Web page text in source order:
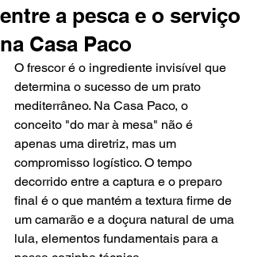
entre a pesca e o serviço
na Casa Paco
O frescor é o ingrediente invisível que
determina o sucesso de um prato
mediterrâneo. Na Casa Paco, o
conceito "do mar à mesa" não é
apenas uma diretriz, mas um
compromisso logístico. O tempo
decorrido entre a captura e o preparo
final é o que mantém a textura firme de
um camarão e a doçura natural de uma
lula, elementos fundamentais para a